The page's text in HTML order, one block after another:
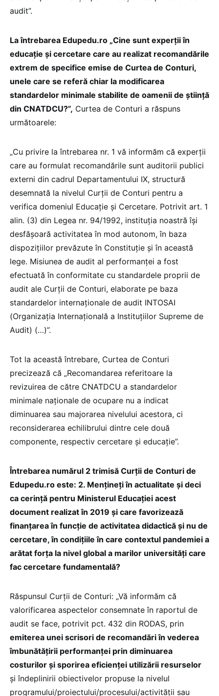
audit”.
La întrebarea Edupedu.ro „Cine sunt experții în
educație și cercetare care au realizat recomandările
extrem de specifice emise de Curtea de Conturi,
unele care se referă chiar la modificarea
standardelor minimale stabilite de oamenii de știință
din CNATDCU?”, Curtea de Conturi a răspuns
următoarele:
„Cu privire la întrebarea nr. 1 vă informăm că experții
care au formulat recomandările sunt auditorii publici
externi din cadrul Departamentului IX, structură
desemnată la nivelul Curții de Conturi pentru a
verifica domeniul Educație și Cercetare. Potrivit art. 1
alin. (3) din Legea nr. 94/1992, instituția noastră își
desfășoară activitatea în mod autonom, în baza
dispozițiilor prevăzute în Constituție și în această
lege. Misiunea de audit al performanței a fost
efectuată în conformitate cu standardele proprii de
audit ale Curții de Conturi, elaborate pe baza
standardelor internaționale de audit INTOSAI
(Organizația Internațională a Instituțiilor Supreme de
Audit) (…)”.
Tot la această întrebare, Curtea de Conturi
precizează că „Recomandarea referitoare la
revizuirea de către CNATDCU a standardelor
minimale naționale de ocupare nu a indicat
diminuarea sau majorarea nivelului acestora, ci
reconsiderarea echilibrului dintre cele două
componente, respectiv cercetare și educație”.
Întrebarea numărul 2 trimisă Curții de Conturi de
Edupedu.ro este: 2. Mențineți în actualitate și deci
ca cerință pentru Ministerul Educației acest
document realizat în 2019 și care favorizează
finanțarea în funcție de activitatea didactică și nu de
cercetare, în condițiile în care contextul pandemiei a
arătat forța la nivel global a marilor universități care
fac cercetare fundamentală?
Răspunsul Curții de Conturi: „Vă informăm că
valorificarea aspectelor consemnate în raportul de
audit se face, potrivit pct. 432 din RODAS, prin
emiterea unei scrisori de recomandări în vederea
îmbunătățirii performanței prin diminuarea
costurilor și sporirea eficienței utilizării resurselor
și îndeplinirii obiectivelor propuse la nivelul
programului/proiectului/procesului/activității sau